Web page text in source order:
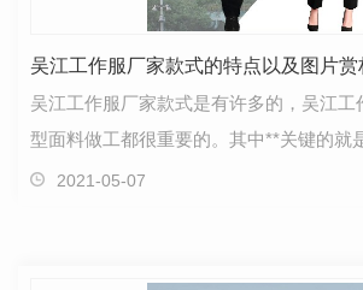
吴江工作服厂家款式的特点以及图片赏
吴江工作服厂家款式是有许多的，吴江工
型面料做工都很重要的。其中**关键的就
面料的好坏直接决定了吴江工作服质量的
2021-05-07